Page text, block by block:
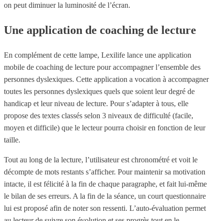
on peut diminuer la luminosité de l’écran.
Une application de coaching de lecture
En complément de cette lampe, Lexilife lance une application
mobile de coaching de lecture pour accompagner l’ensemble des
personnes dyslexiques. Cette application a vocation à accompagner
toutes les personnes dyslexiques quels que soient leur degré de
handicap et leur niveau de lecture. Pour s’adapter à tous, elle
propose des textes classés selon 3 niveaux de difficulté (facile,
moyen et difficile) que le lecteur pourra choisir en fonction de leur
taille.
Tout au long de la lecture, l’utilisateur est chronométré et voit le
décompte de mots restants s’afficher. Pour maintenir sa motivation
intacte, il est félicité à la fin de chaque paragraphe, et fait lui-même
le bilan de ses erreurs. A la fin de la séance, un court questionnaire
lui est proposé afin de noter son ressenti. L’auto-évaluation permet